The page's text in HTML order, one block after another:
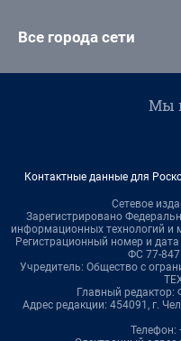
Все города сети
Мы
Контактные данные для
Сетевое
Зарегистрировано
информационных технологий и
Регистрационный номер и
ФС 77-
Учредитель: Общество с
Главный редактор:
Адрес редакции: 454091, г.
Телефон: